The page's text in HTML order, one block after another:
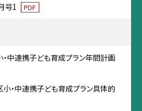
号1 PDF
中連携子ども育成プラン年間計画
・中連携子ども育成プラン具体的